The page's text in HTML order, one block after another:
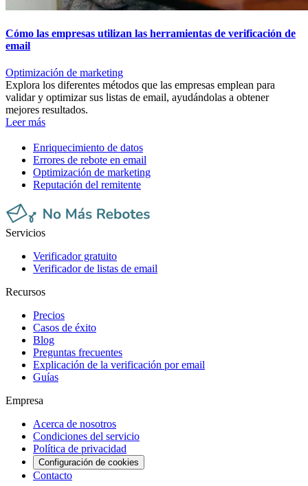
Cómo las empresas utilizan las herramientas de verificación de
email
Optimización de marketing
Explora los diferentes métodos que las empresas emplean para
validar y optimizar sus listas de email, ayudándolas a obtener
mejores resultados.
Leer más
Enriquecimiento de datos
Errores de rebote en email
Optimización de marketing
Reputación del remitente
Servicios
Verificador gratuito
Verificador de listas de email
Recursos
Precios
Casos de éxito
Blog
Preguntas frecuentes
Explicación de la verificación por email
Guías
Empresa
Acerca de nosotros
Condiciones del servicio
Política de privacidad
Configuración de cookies
Contacto